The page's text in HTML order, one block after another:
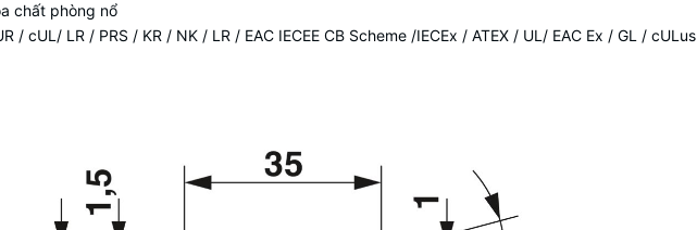
chất phòng nổ
/ cUL/ LR / PRS / KR / NK / LR / EAC IECEE CB Scheme /IECEx / ATEX / UL/ EAC Ex / GL / cULus